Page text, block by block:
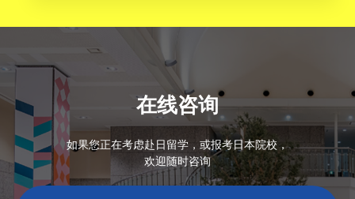
在线咨询
如果您正在考虑赴日留学，或报考日本院校，
欢迎随时咨询